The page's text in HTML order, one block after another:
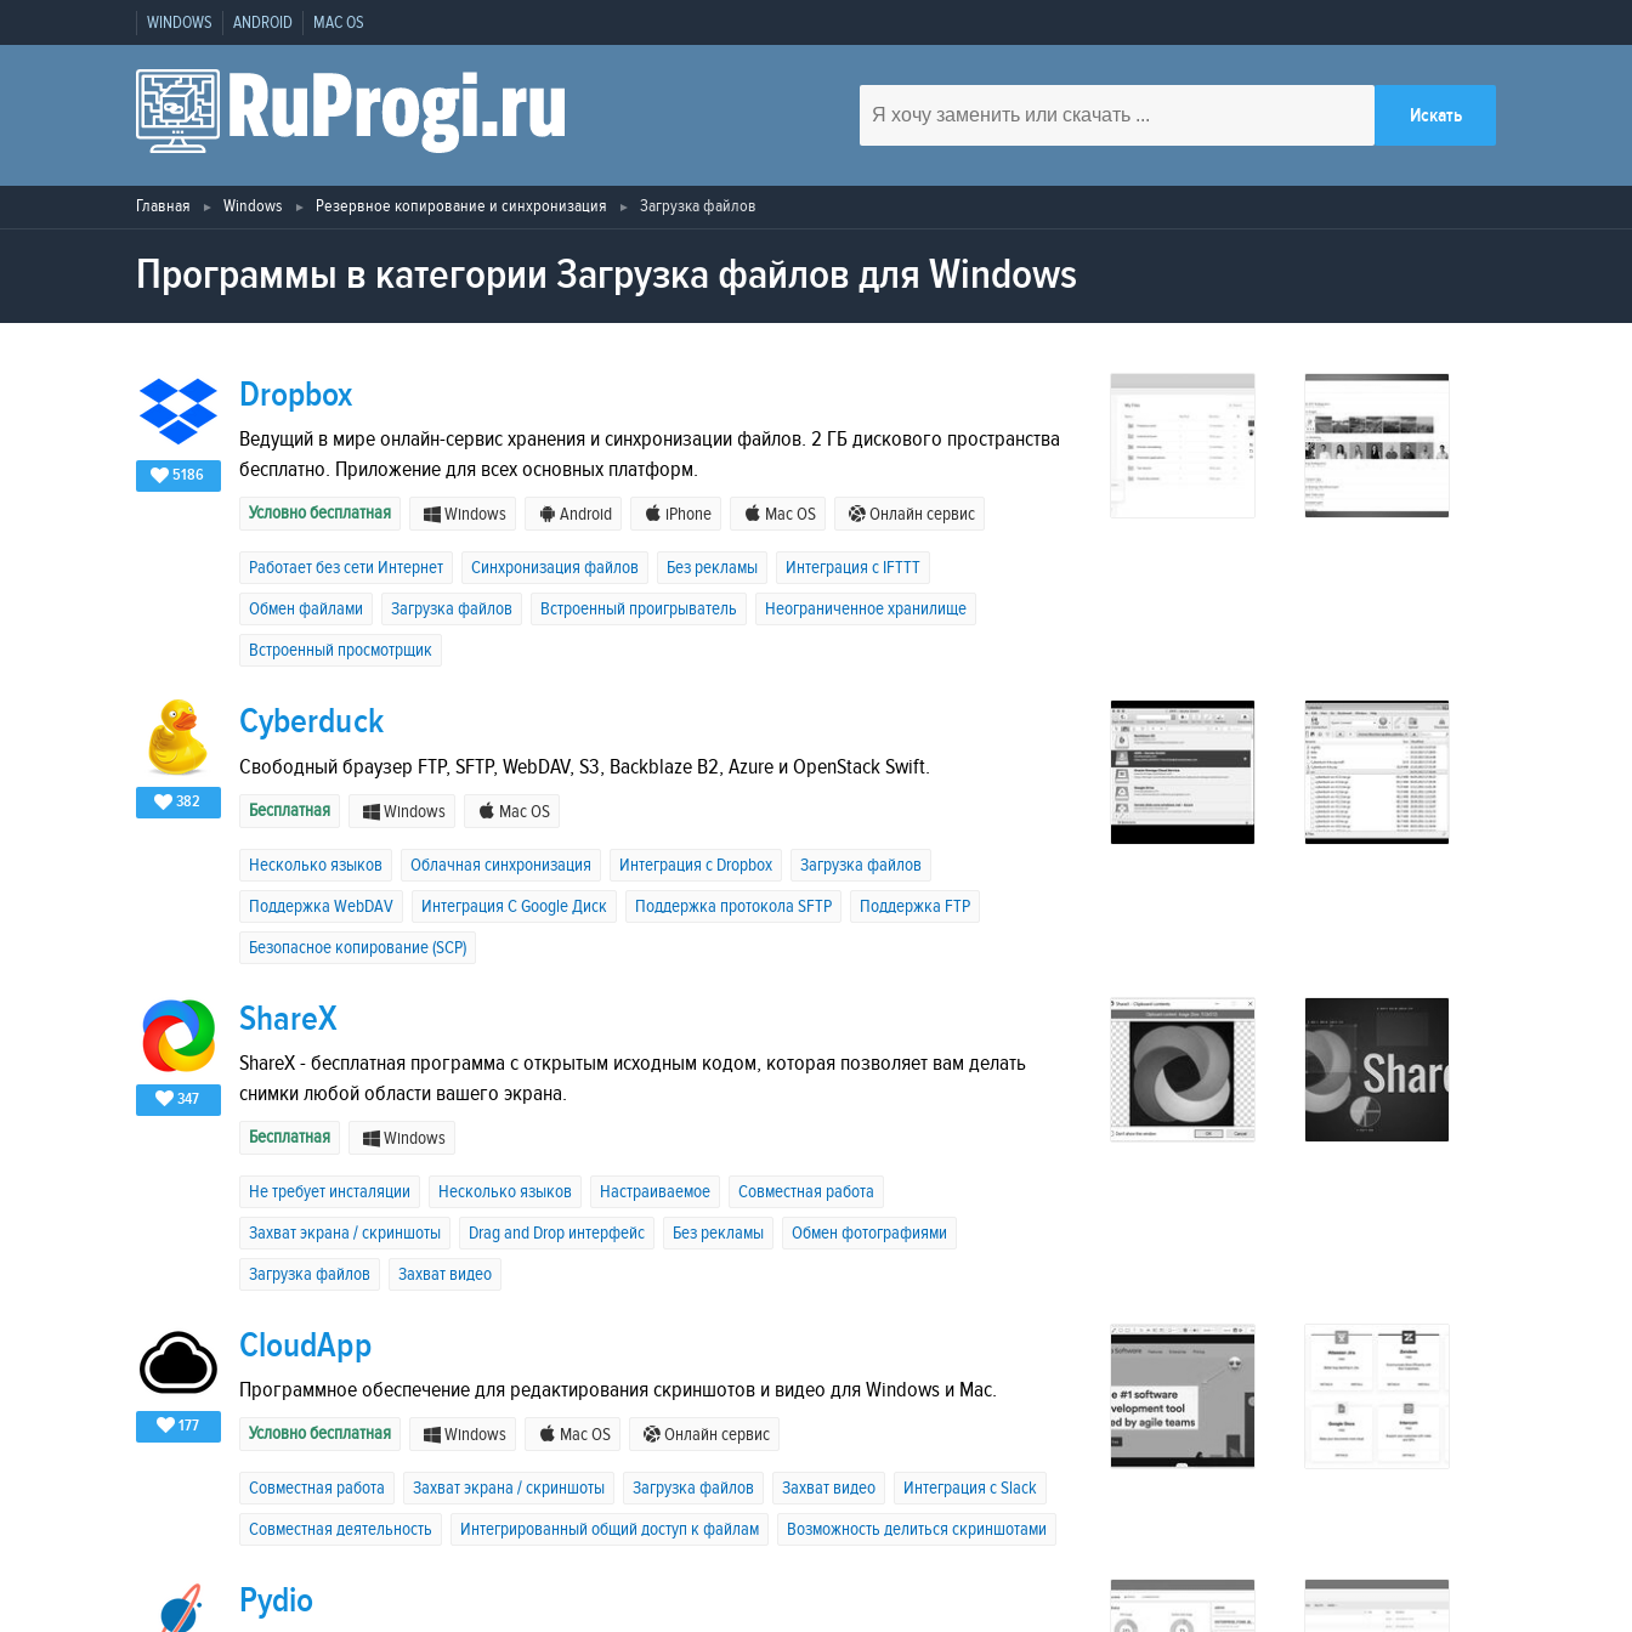
WINDOWS ANDROID MAC OS
Главная Windows Резервное копирование и синхронизация Загрузка файлов
Программы в категории Загрузка файлов для Windows
5186
Dropbox
Ведущий в мире онлайн-сервис хранения и синхронизации файлов. 2 ГБ дискового пространства
бесплатно. Приложение для всех основных платформ.
Условно бесплатная Windows Android iPhone Mac OS Онлайн сервис
Работает без сети Интернет Синхронизация файлов Без рекламы
Интеграция с IFTTT
Обмен файлами
Загрузка файлов Встроенный проигрыватель
Неограниченное хранилище
Встроенный просмотрщик
382
Cyberduck
Свободный браузер FTP, SFTP, WebDAV, S3, Backblaze B2, Azure и OpenStack Swift.
Бесплатная Windows Mac OS
Несколько языков Облачная синхронизация Интеграция с Dropbox
Загрузка файлов
Поддержка WebDAV
Интеграция C Google Диск Поддержка протокола SFTP
Поддержка FTP
Безопасное копирование (SCP)
347
ShareX
ShareX - бесплатная программа с открытым исходным кодом, которая позволяет вам делать
снимки любой области вашего экрана.
Бесплатная Windows
Не требует инсталяции Несколько языков Настраиваемое
Совместная работа
Захват экрана / скриншоты
Drag and Drop интерфейс Без рекламы
Обмен фотографиями
Загрузка файлов
Захват видео
177
CloudApp
Программное обеспечение для редактирования скриншотов и видео для Windows и Mac.
Условно бесплатная Windows Mac OS Онлайн сервис
Совместная работа Захват экрана / скриншоты Загрузка файлов Захват видео
Интеграция с Slack
Совместная деятельность
Интегрированный общий доступ к файлам Возможность делиться скриншотами
Pydio